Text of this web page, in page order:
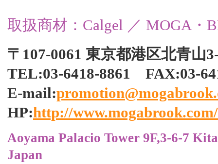
取扱商材：Calgel ／ MOGA・
〒107-0061 東京都港区北青山
TEL:03-6418-8861 FAX:03-
E-mail:
HP:http://www.mogabrook.com/
Aoyama Palacio Tower 9F,3-6-7
Japan